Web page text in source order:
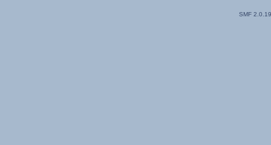
SMF 2.0.19